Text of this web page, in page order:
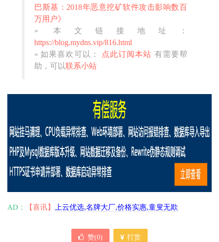
巴斯基：2018年恶意挖矿软件攻击影响数百
万用户》
» 本文链接地址：
https://blog.mydns.vip/816.html
» 如果喜欢可以：
点此订阅本站 有需要帮
助，可以联系小站
AD： 【喜讯】 上云优选,名牌大厂,价格实惠,童叟无欺
赞(0) 打赏